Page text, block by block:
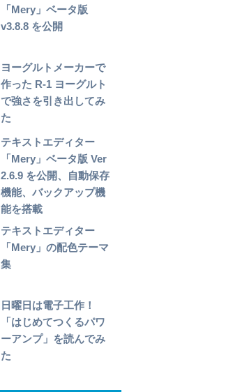
「Mery」ベータ版
v3.8.8 を公開
ヨーグルトメーカーで
作った R-1 ヨーグルト
で強さを引き出してみ
た
テキストエディター
「Mery」ベータ版 Ver
2.6.9 を公開、自動保存
機能、バックアップ機
能を搭載
テキストエディター
「Mery」の配色テーマ
集
日曜日は電子工作！
「はじめてつくるパワ
ーアンプ」を読んでみ
た